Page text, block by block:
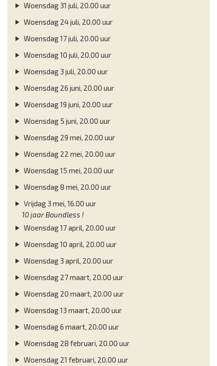
Woensdag 31 juli, 20.00 uur
Woensdag 24 juli, 20.00 uur
Woensdag 17 juli, 20.00 uur
Woensdag 10 juli, 20.00 uur
Woensdag 3 juli, 20.00 uur
Woensdag 26 juni, 20.00 uur
Woensdag 19 juni, 20.00 uur
Woensdag 5 juni, 20.00 uur
Woensdag 29 mei, 20.00 uur
Woensdag 22 mei, 20.00 uur
Woensdag 15 mei, 20.00 uur
Woensdag 8 mei, 20.00 uur
Vrijdag 3 mei, 16.00 uur
10 jaar Boundless !
Woensdag 17 april, 20.00 uur
Woensdag 10 april, 20.00 uur
Woensdag 3 april, 20.00 uur
Woensdag 27 maart, 20.00 uur
Woensdag 20 maart, 20.00 uur
Woensdag 13 maart, 20.00 uur
Woensdag 6 maart, 20.00 uur
Woensdag 28 februari, 20.00 uur
Woensdag 21 februari, 20.00 uur